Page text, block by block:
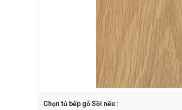
Chọn tủ bếp gỗ Sồi nếu :